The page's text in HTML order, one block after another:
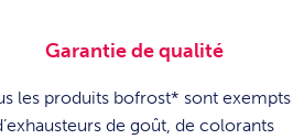
Garantie de qualité
les produits bofrost* sont exempts
de goût, de colorants